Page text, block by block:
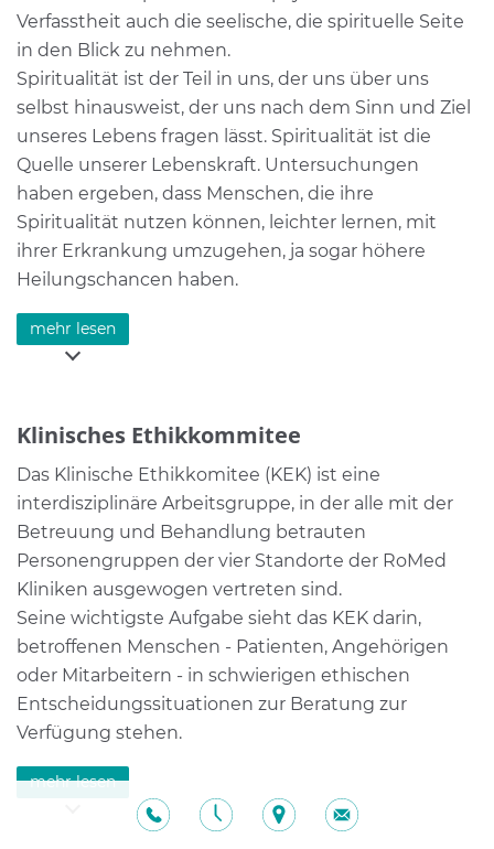
pflegende Angehörige
Suizidalität
Das Sozial- und Entlassmanagement wird nicht nur
auf Initiative der Stationsärzte und des
Pflegepersonals tätig, sondern Patienten und
Angehörige können sich direkt an ihn wenden. Er
ist kostenlos und unterliegt der gesetzlichen
Schweigepflicht.
Verfasstheit auch die seelische, die spirituelle Seite
in den Blick zu nehmen.
Spiritualität ist der Teil in uns, der uns über uns
selbst hinausweist, der uns nach dem Sinn und Ziel
unseres Lebens fragen lässt. Spiritualität ist die
Quelle unserer Lebenskraft. Untersuchungen
haben ergeben, dass Menschen, die ihre
Spiritualität nutzen können, leichter lernen, mit
ihrer Erkrankung umzugehen, ja sogar höhere
Heilungschancen haben.
Im Hause sind eine evangelische Klinikpfarrerin und
ein katholischer Pfarrer tätig. Wir kommen gerne
wünschen. Wir möchten Sie aber auch ermutigen,
uns über die Station zu benachrichtigen, da wir
gleichzeitig noch in anderen Kliniken tätig sind. Wir
freuen uns darauf, Sie kennen zu lernen und
wünschen Ihnen Gottes Segen!
Kommunion- und Abendmahlfeier im
Krankenzimmer
Nach den kath. Gottesdiensten wird Ihnen auf
Wunsch die Heilige Kommunion gebracht. Das
evangelische Abendmahl kann ebenfalls auf den
über Ihre Station.
mehr lesen
Klinisches Ethikkommitee
Das Klinische Ethikkomitee (KEK) ist eine
interdisziplinäre Arbeitsgruppe, in der alle mit der
Betreuung und Behandlung betrauten
Personengruppen der vier Standorte der RoMed
Kliniken ausgewogen vertreten sind.
Seine wichtigste Aufgabe sieht das KEK darin,
betroffenen Menschen - Patienten, Angehörigen
oder Mitarbeitern - in schwierigen ethischen
Entscheidungssituationen zur Beratung zur
Verfügung stehen.
Es bietet die Chance, durch offene, faire und
angstfreie Diskussion die verschiedenen
Wahrnehmungen und Sichtweisen mit ihren
mehr lesen